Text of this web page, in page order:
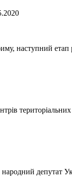
наступний
депутат